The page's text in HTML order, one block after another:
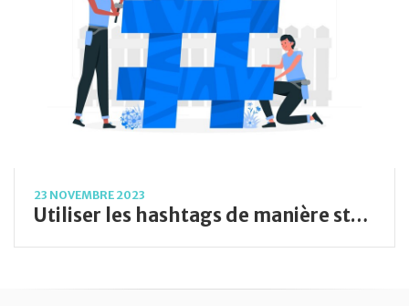
23 NOVEMBRE 2023
Utiliser les hashtags de manière stratégique pour optimiser votre marketing